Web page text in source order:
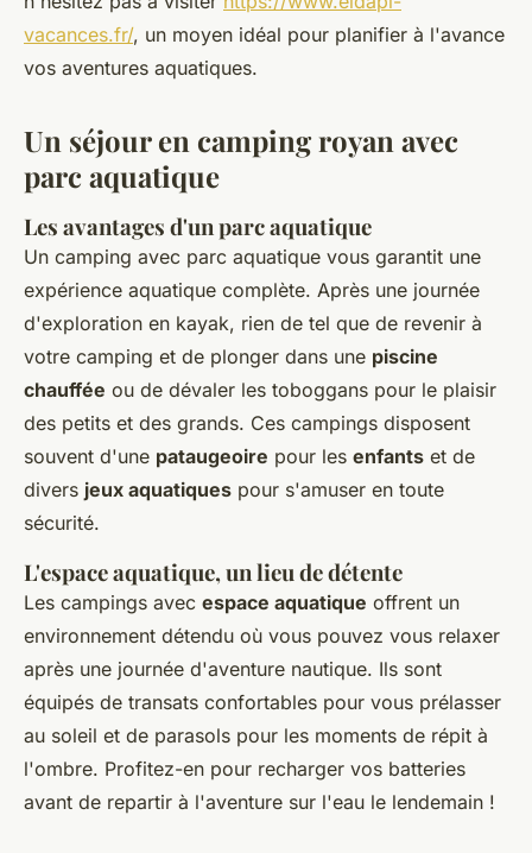
vacances.fr/, un moyen idéal pour planifier à l'avance
vos aventures aquatiques.
Un séjour en camping royan avec
parc aquatique
Les avantages d'un parc aquatique
Un camping avec parc aquatique vous garantit une
expérience aquatique complète. Après une journée
d'exploration en kayak, rien de tel que de revenir à
votre camping et de plonger dans une piscine
chauffée ou de dévaler les toboggans pour le plaisir
des petits et des grands. Ces campings disposent
souvent d'une pataugeoire pour les enfants et de
divers jeux aquatiques pour s'amuser en toute
sécurité.
L'espace aquatique, un lieu de détente
Les campings avec espace aquatique offrent un
environnement détendu où vous pouvez vous relaxer
après une journée d'aventure nautique. Ils sont
équipés de transats confortables pour vous prélasser
au soleil et de parasols pour les moments de répit à
l'ombre. Profitez-en pour recharger vos batteries
avant de repartir à l'aventure sur l'eau le lendemain !